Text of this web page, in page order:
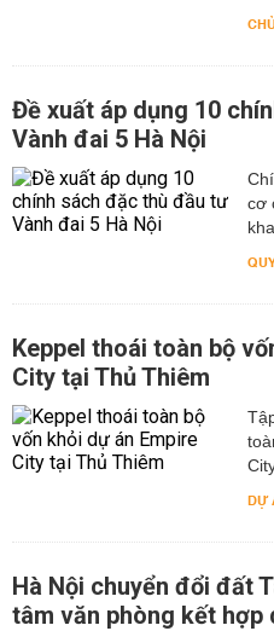
Đề xuất áp dụng 10
Vành đai 5 Hà Nội
cơ
Keppel thoái toàn bộ
City tại Thủ Thiêm
DỰ
Hà Nội chuyển đổi đất
tâm văn phòng kết hợp